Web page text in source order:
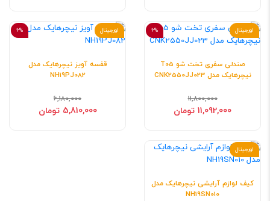
6% اورجینال
صندلی سفری تخت شو T05
نیچرهایک مدل CNK2550JJ023
11,800,000
11,092,000 تومان
6% اورجینال
قفسه آویز نیچرهایک مدل
NH19PJ082
6,180,000
5,810,000 تومان
اورجینال
کیف لوازم آرایشی نیچرهایک مدل
NH19SN010